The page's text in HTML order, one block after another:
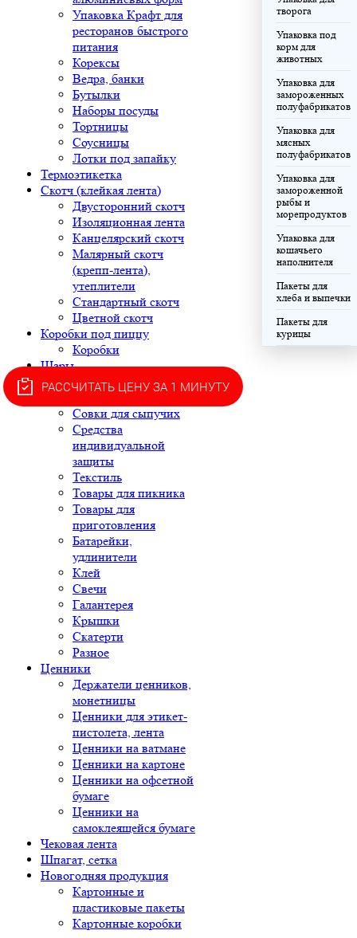
Упаковка Крафт для
ресторанов быстрого
питания
Корексы
Ведра, банки
Бутылки
Наборы посуды
Тортницы
Соусницы
Лотки под запайку
Термоэтикетка
Скотч (клейкая лента)
Двусторонний скотч
Изоляционная лента
Канцелярский скотч
Малярный скотч
(крепп-лента),
утеплители
Стандартный скотч
Цветной скотч
Коробки под пиццу
Коробки
Шары
Хозяйственные товары
Губки и салфетки
Совки для сыпучих
Средства
индивидуальной
защиты
Текстиль
Товары для пикника
Товары для
приготовления
Батарейки,
удлинители
Клей
Свечи
Галантерея
Крышки
Скатерти
Разное
Ценники
Держатели ценников,
монетницы
Ценники для этикет-
пистолета, лента
Ценники на ватмане
Ценники на картоне
Ценники на офсетной
бумаге
Ценники на
самоклеящейся бумаге
Чековая лента
Шпагат, сетка
Новогодняя продукция
Картонные и
пластиковые пакеты
Картонные коробки
творога
Упаковка под
корм для
животных
Упаковка для
замороженных
полуфабрикатов
Упаковка для
мясных
полуфабрикатов
Упаковка для
замороженной
рыбы и
морепродуктов
Упаковка для
кошачьего
наполнителя
Пакеты для
хлеба и выпечки
Пакеты для
курицы
РАССЧИТАТЬ ЦЕНУ ЗА 1 МИНУТУ